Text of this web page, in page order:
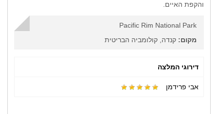
והקפת האיים.
Pacific Rim National Park
מקום: קנדה, קולומביה הבריטית
דירוגי המלצה
אבי פרידמן